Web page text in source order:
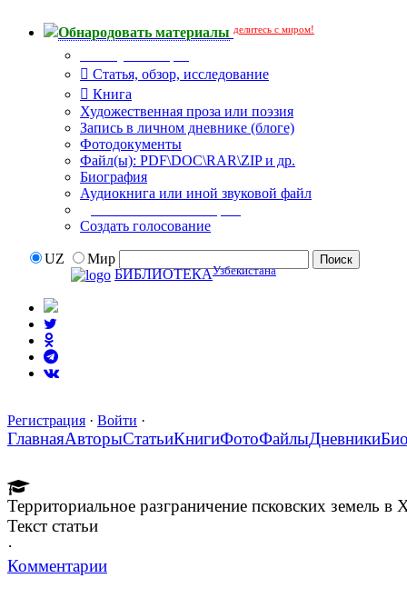
Обнародовать материалы делитесь с миром!
Статья, обзор, исследование
Книга
Художественная проза или поэзия
Запись в личном дневнике (блоге)
Фотодокументы
Файл(ы): PDF\DOC\RAR\ZIP и др.
Биография
Аудиокнига или иной звуковой файл
Создать голосование
UZ
Мир
БИБЛИОТЕКАУзбекистана
Регистрация · Войти ·
ГлавнаяАвторыСтатьиКнигиФотоФайлыДневники
Территориальное разграничение псковских земель в
Текст статьи
·
Комментарии